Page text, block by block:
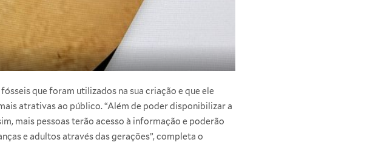
que foram utilizados na sua criação e que ele
atrativas ao público. “Além de poder disponibilizar a
mais pessoas terão acesso à informação e poderão
e adultos através das gerações”, completa o